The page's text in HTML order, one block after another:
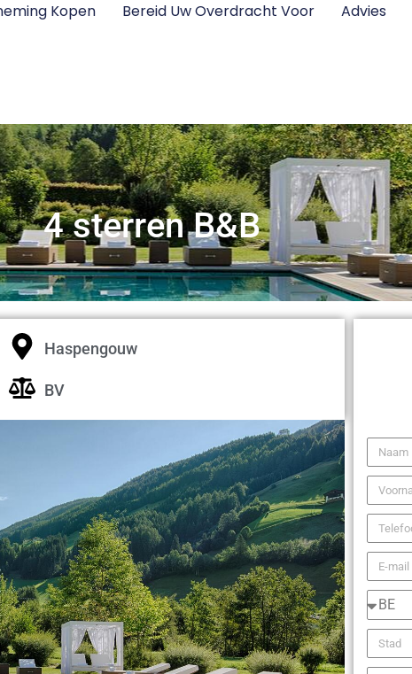
Kopen Bereid Uw Overdracht Voor Advies
4 sterren B&B
Haspengouw
BV